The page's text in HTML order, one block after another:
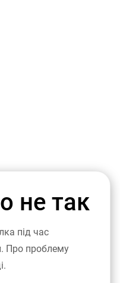
не так
під час
Про проблему